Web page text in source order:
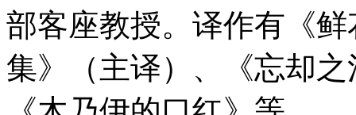
部客座教授。译作有《
集》（主译）、《忘却